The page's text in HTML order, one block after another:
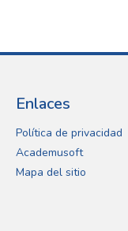
Enlaces
Política de privacidad
Academusoft
Mapa del sitio